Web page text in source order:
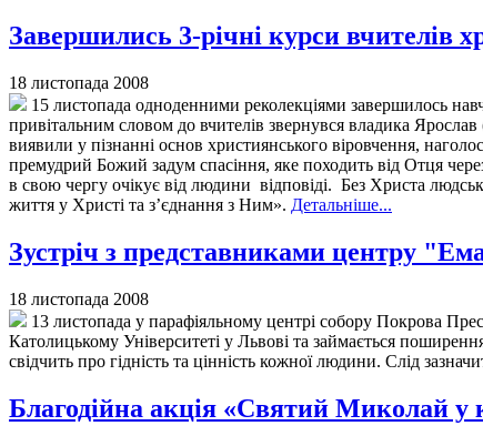
Завершились 3-річні курси вчителів
18 листопада 2008
15 листопада одноденними реколекціями завершилось
привітальним словом до вчителів звернувся владика
виявили у пізнанні основ християнського віровчення,
премудрий Божий задум спасіння, яке походить від Отця
в свою чергу очікує від людини відповіді. Без Христа
життя у Христі та з’єднання з Ним». Детальніше...
Зустріч з представниками центру
18 листопада 2008
13 листопада у парафіяльному центрі собору Покрова
Католицькому Університеті у Львові та займається
свідчить про гідність та цінність кожної людини. Слід
Благодійна акція «Святий Миколай у